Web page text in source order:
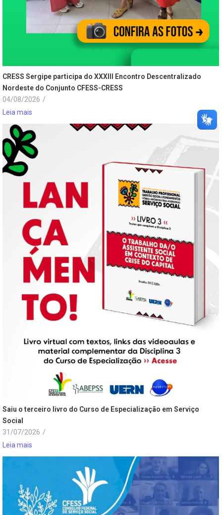
CRESS Sergipe participa do XXXIII Encontro Descentralizado
Nordeste do Conjunto CFESS-CRESS
04/08/2026 /
Leia mais
Saiu o terceiro livro do Curso de Especialização em Serviço
Social
31/07/2026 /
Leia mais